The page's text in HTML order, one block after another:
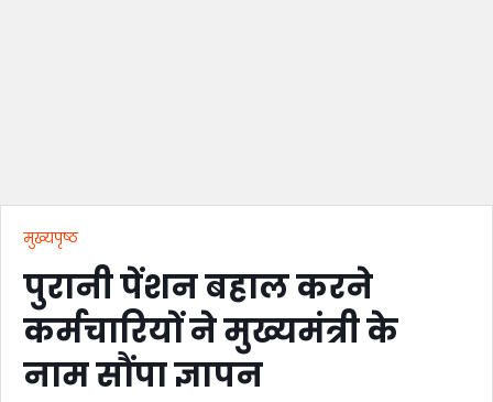
मुख्यपृष्ठ
पुरानी पेंशन बहाल करने
कर्मचारियों ने मुख्यमंत्री के
नाम सौंपा ज्ञापन